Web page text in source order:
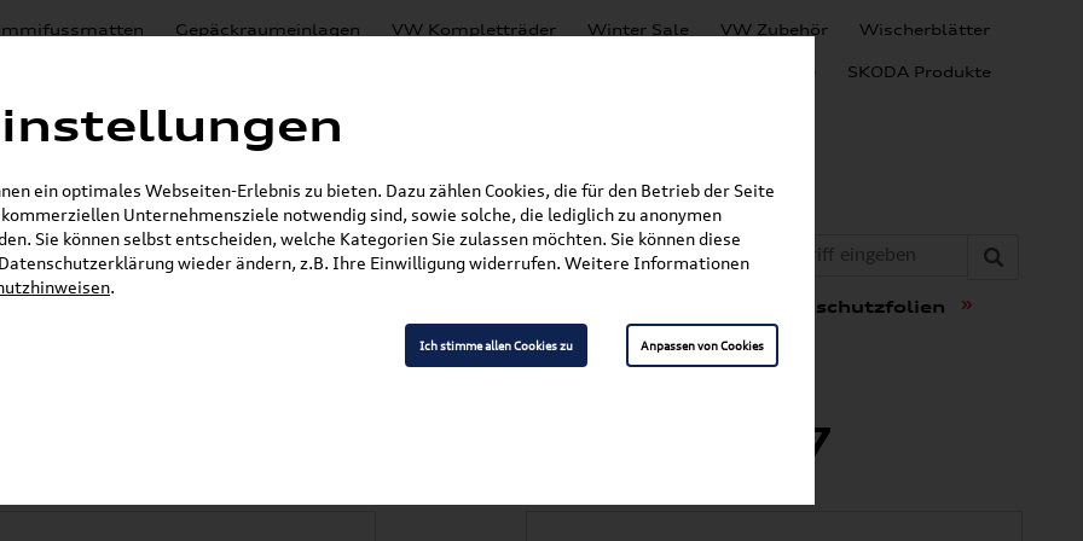
Gepäckraumeinlagen VW Kompletträder Winter Sale VW Zubehör Wischerblätter
SEAT Produkte SKODA Produkte
Lackierungen
E-Mail
Ladekantenschutzfolien »
transparent 8Y4061197
(8Y)
transparent 8Y4061197
ein optimales Webseiten-Erlebnis zu bieten. Dazu zählen Cookies, die für den Betrieb der Seite
Unternehmensziele notwendig sind, sowie solche, die lediglich zu anonymen
Sie können selbst entscheiden, welche Kategorien Sie zulassen möchten. Sie können diese
wieder ändern, z.B. Ihre Einwilligung widerrufen. Weitere Informationen
.
Ich stimme allen Cookies zu Anpassen von Cookies